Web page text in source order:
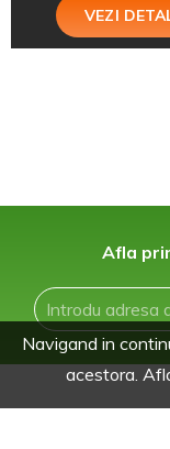
VEZI
Afla
Navigand in
acestora.